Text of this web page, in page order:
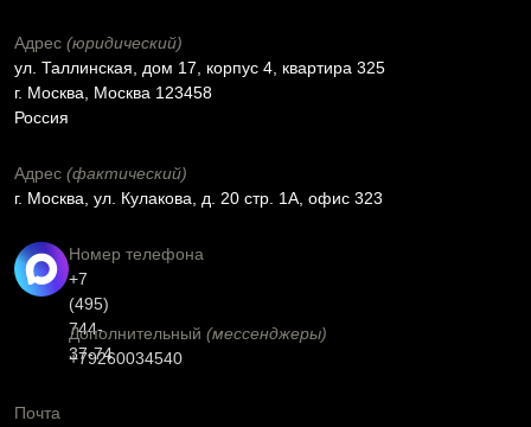
Адрес (юридический)
ул. Таллинская, дом 17, корпус 4, квартира 325
г. Москва, Москва 123458
Россия
Адрес (фактический)
г. Москва, ул. Кулакова, д. 20 стр. 1А, офис 323
Номер телефона
+7
(495)
744-
37-74
Дополнительный (мессенджеры)
+79260034540
Почта